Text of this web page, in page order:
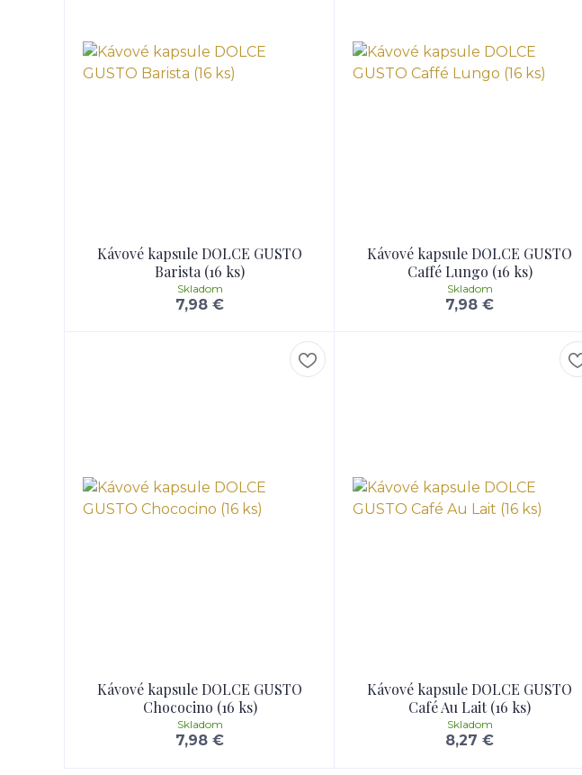
Kávové kapsule DOLCE GUSTO
Barista (16 ks)
7,98 €
Skladom
Kávové kapsule DOLCE GUSTO
Caffé Lungo (16 ks)
7,98 €
Skladom
Kávové kapsule DOLCE GUSTO
Chococino (16 ks)
7,98 €
Skladom
Kávové kapsule DOLCE GUSTO
Café Au Lait (16 ks)
8,27 €
Skladom